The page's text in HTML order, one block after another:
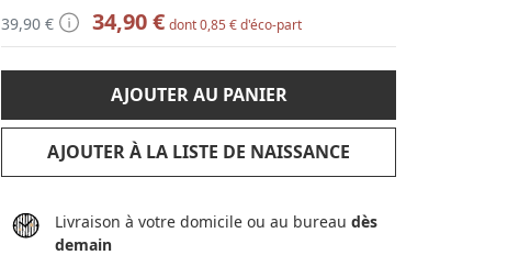
39,90 € 34,90 € dont 0,85 € d'éco-part
AJOUTER AU PANIER
AJOUTER À LA LISTE DE NAISSANCE
Livraison à votre domicile ou au bureaudès
demain